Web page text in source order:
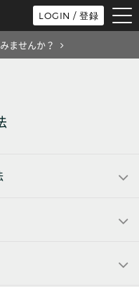
LOGIN / 登録
ませんか？